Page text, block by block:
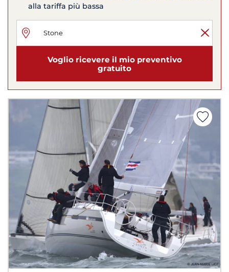
alla tariffa più bassa
Voglio ricevere il mio preventivo
gratuito